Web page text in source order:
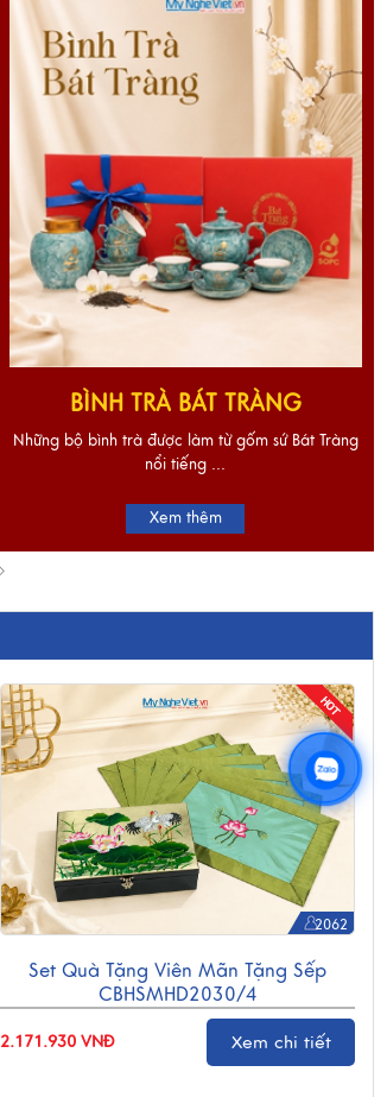
BÌNH TRÀ BÁT TRÀNG
Những bộ bình trà được làm từ gốm sứ Bát Tràng
nổi tiếng ...
Xem thêm
2062
Set Quà Tặng Viên Mãn Tặng Sếp
CBHSMHD2030/4
2.171.930 VNĐ Xem chi tiết